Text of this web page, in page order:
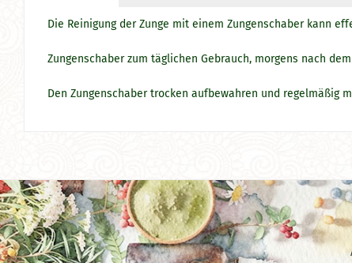
Die Reinigung der Zunge mit einem Zungenschaber kann
Zungenschaber zum täglichen Gebrauch, morgens nach
Den Zungenschaber trocken aufbewahren und regelmäßig